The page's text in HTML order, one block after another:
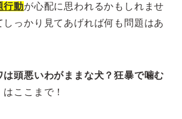
行動が心配に思われるかもしれませ
しっかり見てあげれば何も問題はあ
は頭悪いわがままな犬？狂暴で噛む
はここまで！